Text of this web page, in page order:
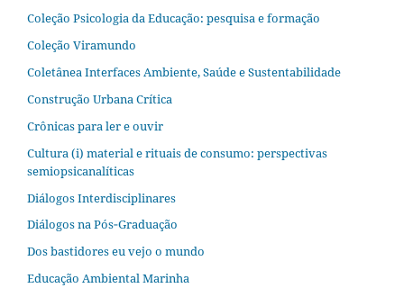
Coleção Psicologia da Educação: pesquisa e formação
Coleção Viramundo
Coletânea Interfaces Ambiente, Saúde e Sustentabilidade
Construção Urbana Crítica
Crônicas para ler e ouvir
Cultura (i) material e rituais de consumo: perspectivas
semiopsicanalíticas
Diálogos Interdisciplinares
Diálogos na Pós‐Graduação
Dos bastidores eu vejo o mundo
Educação Ambiental Marinha